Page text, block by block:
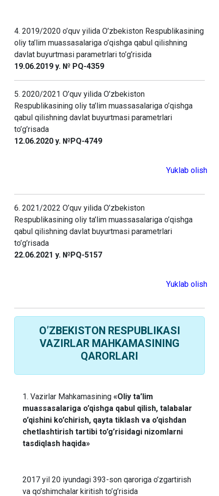
4. 2019/2020 o’quv yilida O’zbekiston Respublikasining
oliy ta’lim muassasalariga o’qishga qabul qilishning
davlat buyurtmasi parametrlari to’g’risida
19.06.2019 y. № PQ-4359
5. 2020/2021 O’quv yilida O’zbekiston
Respublikasining oliy ta’lim muassasalariga o’qishga
qabul qilishning davlat buyurtmasi parametrlari
to’g’risada
12.06.2020 y. №PQ-4749
Yuklab olish
6. 2021/2022 O’quv yilida O’zbekiston
Respublikasining oliy ta’lim muassasalariga o’qishga
qabul qilishning davlat buyurtmasi parametrlari
to’g’risada
22.06.2021 y. №PQ-5157
Yuklab olish
O’ZBEKISTON RESPUBLIKASI
VAZIRLAR MAHKAMASINING
QARORLARI
1. Vazirlar Mahkamasining «Oliy ta’lim
muassasalariga o’qishga qabul qilish, talabalar
o’qishini ko’chirish, qayta tiklash va o’qishdan
chetlashtirish tartibi to’g’risidagi nizomlarni
tasdiqlash haqida»
2017 yil 20 iyundagi 393-son qaroriga o’zgartirish
va qo’shimchalar kiritish to’g’risida